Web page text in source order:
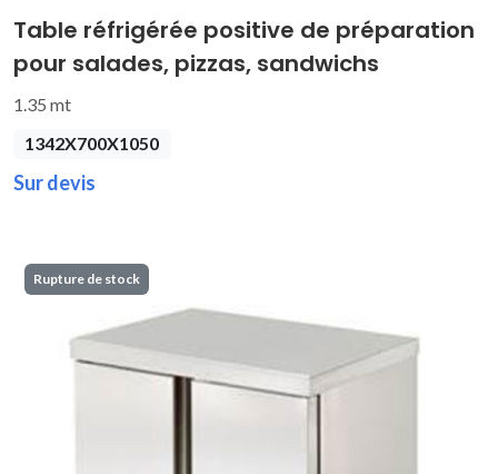
Table réfrigérée positive de préparation
pour salades, pizzas, sandwichs
1.35 mt
1342X700X1050
Sur devis
Rupture de stock